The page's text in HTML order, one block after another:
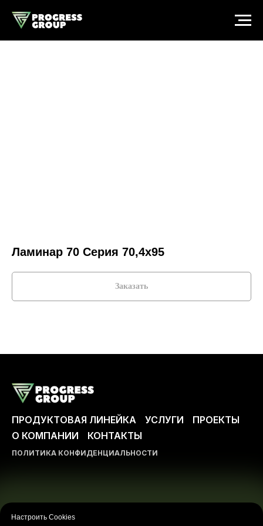
Ламинар 70 Серия 70,4x95
Заказать
ПРОДУКТОВАЯ ЛИНЕЙКА УСЛУГИ
ПРОЕКТЫ
О КОМПАНИИ
КОНТАКТЫ
ПОЛИТИКА КОНФИДЕНЦИАЛЬНОСТИ
Настроить Cookies
Любое использование либо копирование материалов